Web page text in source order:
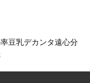
豆乳デカンタ遠心分